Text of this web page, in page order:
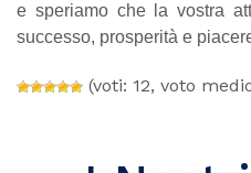
e speriamo che la vostra
successo, prosperità e
(voti: 12, voto